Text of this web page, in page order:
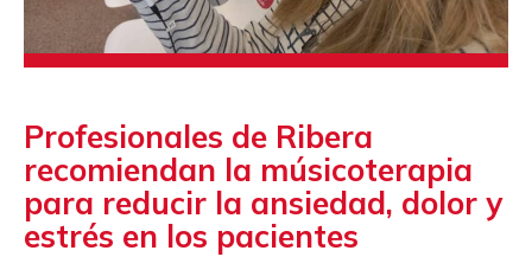
Profesionales de Ribera
recomiendan la músicoterapia
para reducir la ansiedad, dolor y
estrés en los pacientes